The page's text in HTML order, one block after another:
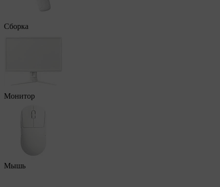
Сборка
Монитор
Мышь